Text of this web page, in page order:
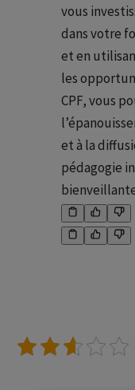
vous
dans votre
et en
les
CPF, vous
et à la
pédagogie